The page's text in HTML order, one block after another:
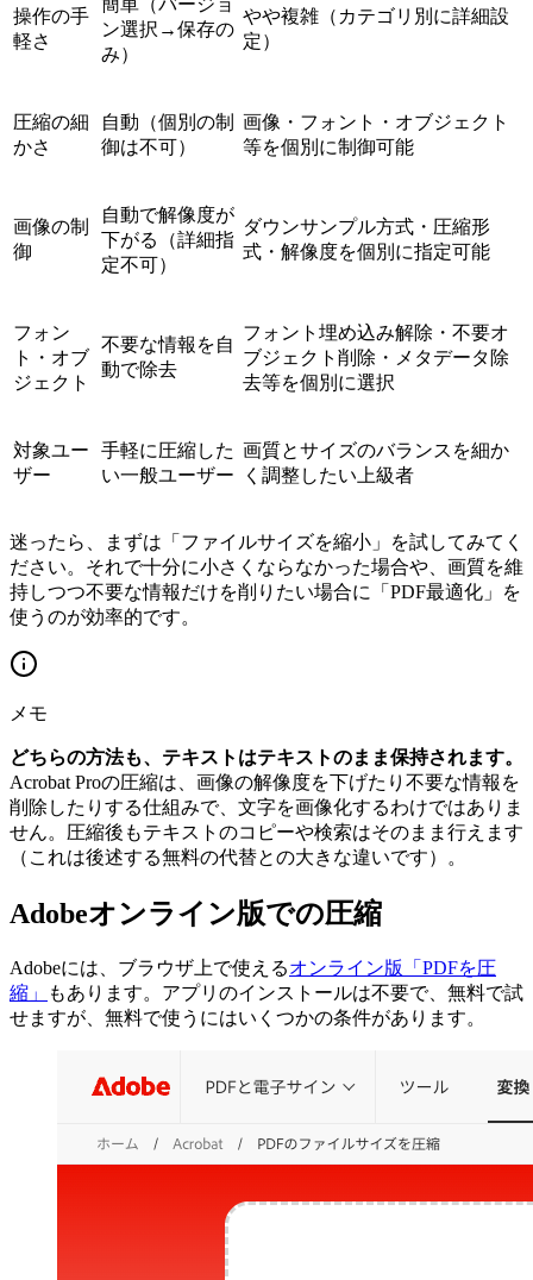
操作の手
軽さ
簡単（バージョ
ン選択→保存の
み）
やや複雑（カテゴリ別に詳細設
定）
圧縮の細
かさ
自動（個別の制
御は不可）
画像・フォント・オブジェクト
等を個別に制御可能
画像の制
御
自動で解像度が
下がる（詳細指
定不可）
ダウンサンプル方式・圧縮形
式・解像度を個別に指定可能
フォン
ト・オブ
ジェクト
不要な情報を自
動で除去
フォント埋め込み解除・不要オ
ブジェクト削除・メタデータ除
去等を個別に選択
対象ユー
ザー
手軽に圧縮した
い一般ユーザー
画質とサイズのバランスを細か
く調整したい上級者
迷ったら、まずは「ファイルサイズを縮小」を試してみてく
ださい。それで十分に小さくならなかった場合や、画質を維
持しつつ不要な情報だけを削りたい場合に「PDF最適化」を
使うのが効率的です。
メモ
どちらの方法も、テキストはテキストのまま保持されます。
Acrobat Proの圧縮は、画像の解像度を下げたり不要な情報を
削除したりする仕組みで、文字を画像化するわけではありま
せん。圧縮後もテキストのコピーや検索はそのまま行えます
（これは後述する無料の代替との大きな違いです）。
Adobeオンライン版での圧縮
Adobeには、ブラウザ上で使えるオンライン版「PDFを圧
縮」
もあります。アプリのインストールは不要で、無料で試
せますが、無料で使うにはいくつかの条件があります。